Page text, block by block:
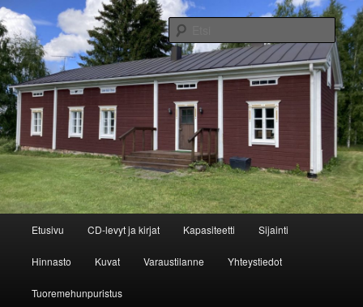
Siirry
sisältöön
Siirry
toissijaiseen
sisältöön
Jukintuvan kortteeri
bed and breakfast
Etsi
Etusivu CD-levyt ja kirjat Kapasiteetti Sijainti
Hinnasto Kuvat Varaustilanne Yhteystiedot
Tuoremehunpuristus